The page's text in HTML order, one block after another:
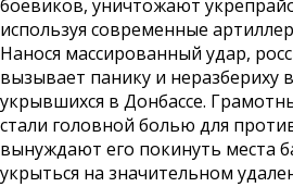
боевиков, уничтожают
используя современные
Нанося массированный удар,
вызывает панику и неразбериху
укрывшихся в Донбассе.
стали головной болью для
вынуждают его покинуть места
укрыться на значительном